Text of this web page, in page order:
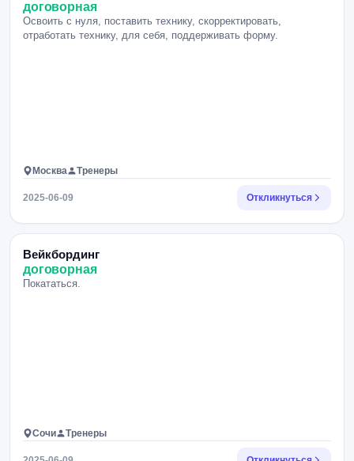
договорная
Освоить с нуля, поставить технику, скорректировать,
отработать технику, для себя, поддерживать форму.
Москва Тренеры
2025-06-09 Откликнуться
Вейкбординг
договорная
Покататься.
Сочи Тренеры